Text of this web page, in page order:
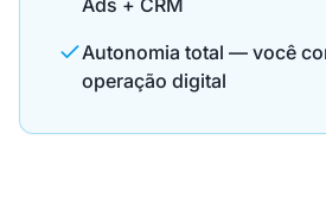
Autonomia total — você
operação digital